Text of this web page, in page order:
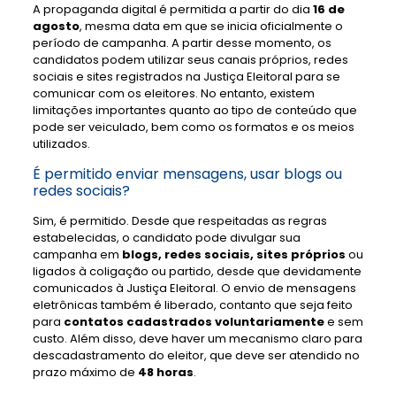
A propaganda digital é permitida a partir do dia 16 de
agosto, mesma data em que se inicia oficialmente o
período de campanha. A partir desse momento, os
candidatos podem utilizar seus canais próprios, redes
sociais e sites registrados na Justiça Eleitoral para se
comunicar com os eleitores. No entanto, existem
limitações importantes quanto ao tipo de conteúdo que
pode ser veiculado, bem como os formatos e os meios
utilizados.
É permitido enviar mensagens, usar blogs ou
redes sociais?
Sim, é permitido. Desde que respeitadas as regras
estabelecidas, o candidato pode divulgar sua
campanha em blogs, redes sociais, sites próprios ou
ligados à coligação ou partido, desde que devidamente
comunicados à Justiça Eleitoral. O envio de mensagens
eletrônicas também é liberado, contanto que seja feito
para contatos cadastrados voluntariamentee sem
custo. Além disso, deve haver um mecanismo claro para
descadastramento do eleitor, que deve ser atendido no
prazo máximo de 48 horas.